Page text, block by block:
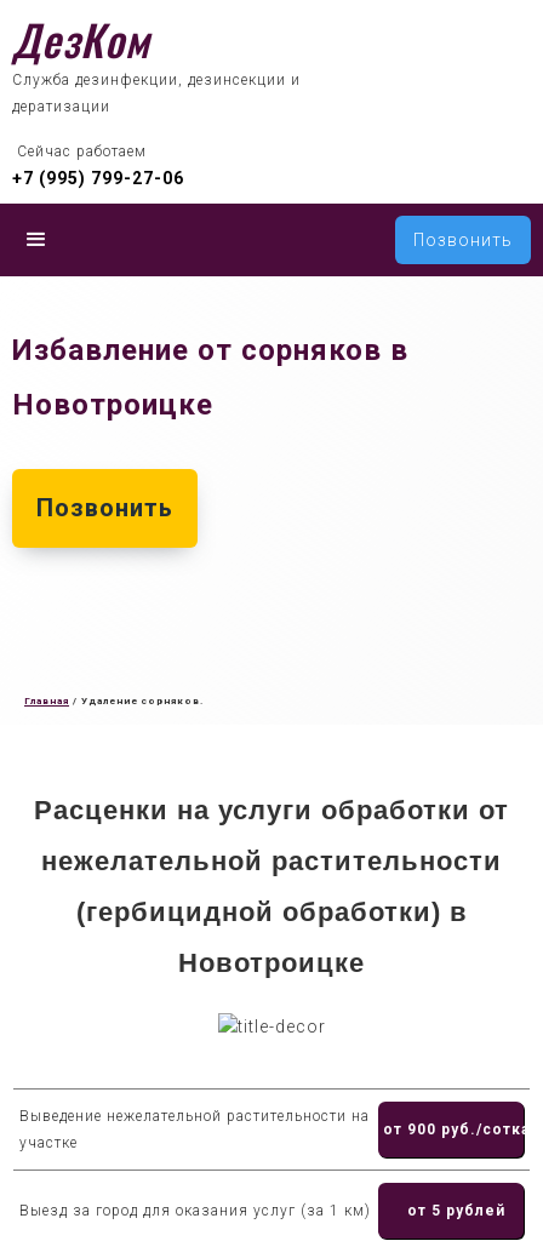
ДезКом
Служба дезинфекции, дезинсекции и
дератизации
Сейчас работаем
+7 (995) 799-27-06
Позвонить
Избавление от сорняков в
Новотроицке
Позвонить
Главная / Удаление сорняков.
Расценки на услуги обработки от
нежелательной растительности
(гербицидной обработки) в
Новотроицке
Выведение нежелательной растительности на
участке
от 900 руб./сотка
Выезд за город для оказания услуг (за 1 км) от 5 рублей